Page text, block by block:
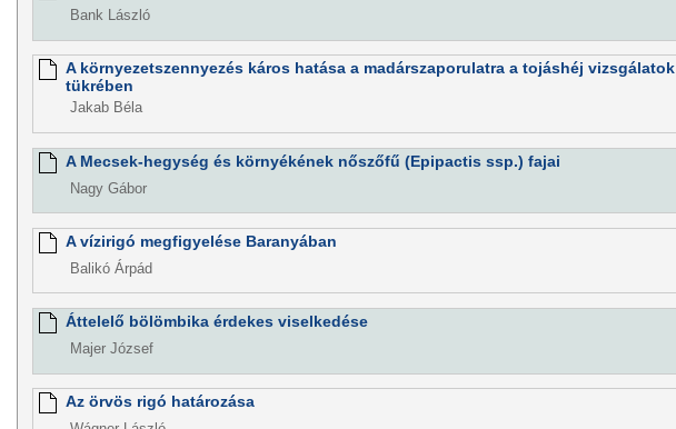
Bank László
A környezetszennyezés káros hatása a madárszaporulatra a tojáshéj vizsgálatok
tükrében
Jakab Béla
A Mecsek-hegység és környékének nőszőfű (Epipactis ssp.) fajai
Nagy Gábor
A vízirigó megfigyelése Baranyában
Balikó Árpád
Áttelelő bölömbika érdekes viselkedése
Majer József
Az örvös rigó határozása